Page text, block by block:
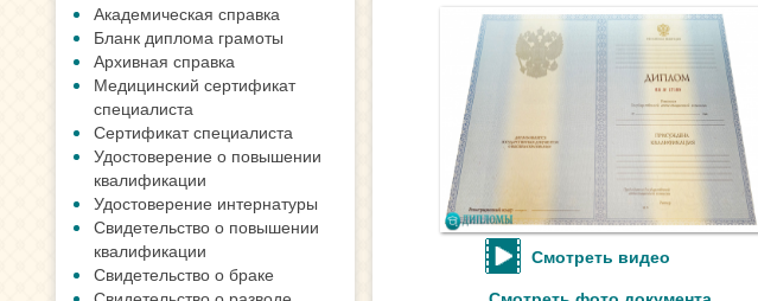
Академическая справка
Бланк диплома грамоты
Архивная справка
Медицинский сертификат
специалиста
Сертификат специалиста
Удостоверение о повышении
квалификации
Удостоверение интернатуры
Свидетельство о повышении
квалификации
Свидетельство о браке
Смотреть видео